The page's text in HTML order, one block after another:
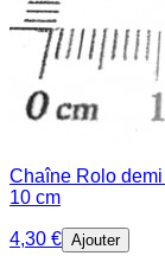
Chaîne Rolo
10 cm
4,30 € Ajouter